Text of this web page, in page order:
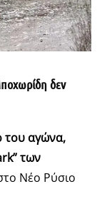
δεν
του αγώνα,
των
Νέο Ρύσιο